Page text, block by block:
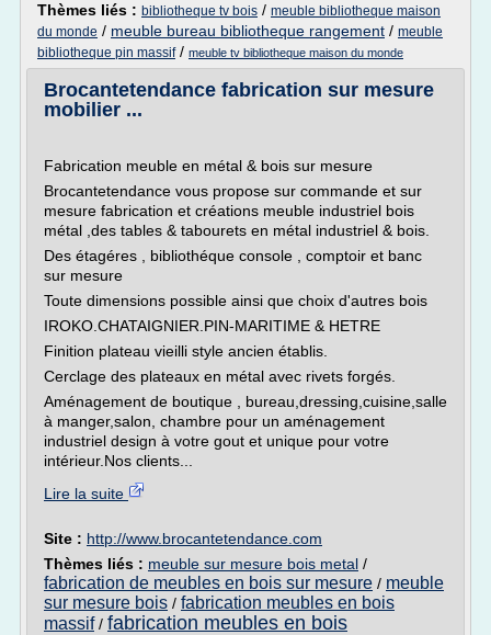
Thèmes liés : bibliotheque tv bois / meuble bibliotheque maison
du monde / meuble bureau bibliotheque rangement / meuble
bibliotheque pin massif/ meuble tv bibliotheque maison du monde
Brocantetendance fabrication sur mesure
mobilier ...
Fabrication meuble en métal & bois sur mesure
Brocantetendance vous propose sur commande et sur
mesure fabrication et créations meuble industriel bois
métal ,des tables & tabourets en métal industriel & bois.
Des étagéres , bibliothéque console , comptoir et banc
sur mesure
Toute dimensions possible ainsi que choix d'autres bois
IROKO.CHATAIGNIER.PIN-MARITIME & HETRE
Finition plateau vieilli style ancien établis.
Cerclage des plateaux en métal avec rivets forgés.
Aménagement de boutique , bureau,dressing,cuisine,salle
à manger,salon, chambre pour un aménagement
industriel design à votre gout et unique pour votre
intérieur.Nos clients...
Lire la suite
Site : http://www.brocantetendance.com
Thèmes liés : meuble sur mesure bois metal /
fabrication de meubles en bois sur mesure / meuble
sur mesure bois / fabrication meubles en bois
massif/ fabrication meubles en bois